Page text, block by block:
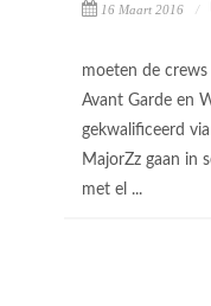
16 Maart 2016
moeten de
Avant Garde en
gekwalificeerd
MajorZz gaan in
met el ...